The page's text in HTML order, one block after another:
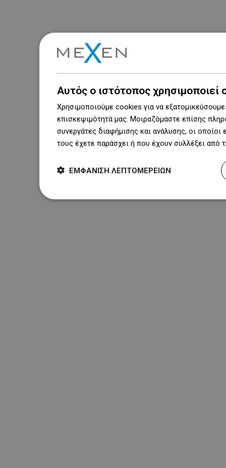
Αυτός ο ιστότοπος χρησιμοποιεί
Χρησιμοποιούμε cookies για να
επισκεψιμότητά μας. Μοιραζόμαστε επίσης
συνεργάτες διαφήμισης και ανάλυσης, οι
τους έχετε παράσχει ή που έχουν συλλέξει
ΕΜΦΆΝΙΣΗ ΛΕΠΤΟΜΕΡΕΙΏΝ